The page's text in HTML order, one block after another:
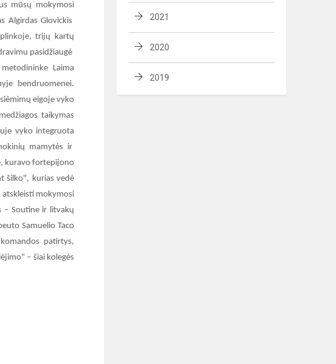
mūsų mokymosi
Algirdas Glovickis
trijų kartų
pasidžiaugė
Laima
bendruomenei.
eigoje vyko
taikymas
vyko integruota
mamytės ir
kuravo fortepijono
šilko", kurias vedė
mokymosi
– Soutine ir litvakų
Samuelio Taco
patirtys,
– šiai kolegės
2021
2020
2019